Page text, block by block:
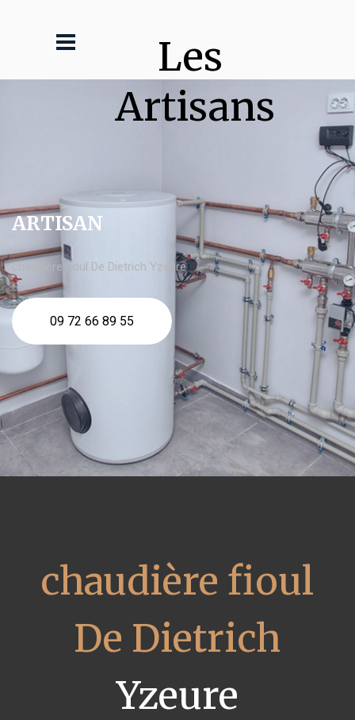
Les
Artisans
ARTISAN
chaudière fioul De Dietrich Yzeure
09 72 66 89 55
chaudière fioul
De Dietrich
Yzeure